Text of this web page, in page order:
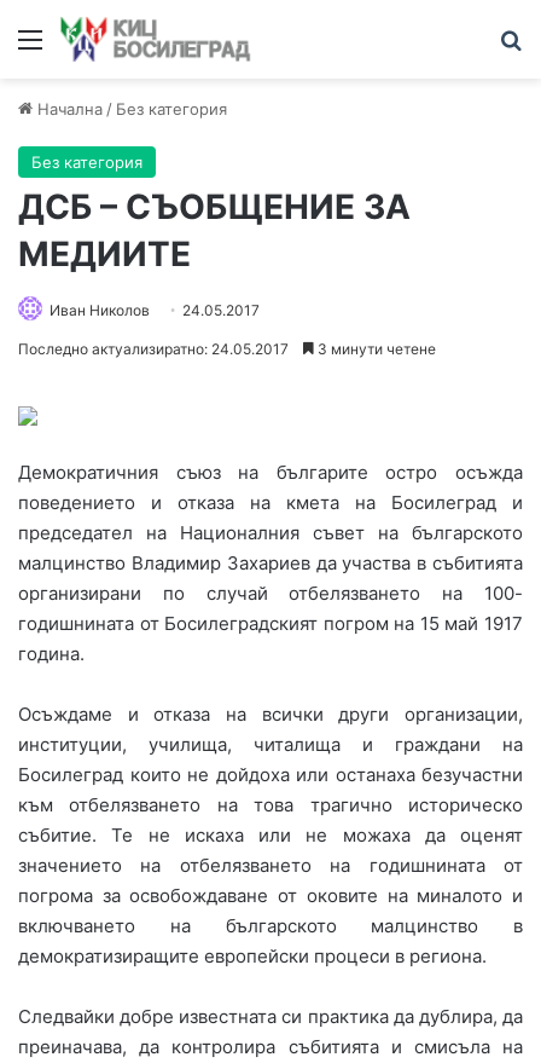
Меню
Начална / Без категория
Без категория
ДСБ – СЪОБЩЕНИЕ ЗА
МЕДИИТЕ
Иван Николов 24.05.2017
Последно актуализиратно: 24.05.2017 3 минути четене
Демократичния съюз на българите остро осъжда
поведението и отказа на кмета на Босилеград и
председател на Националния съвет на българското
малцинство Владимир Захариев да участва в събитията
организирани по случай отбелязването на 100-
годишнината от Босилеградският погром на 15 май 1917
година.
Осъждаме и отказа на всички други организации,
институции, училища, читалища и граждани на
Босилеград които не дойдоха или останаха безучастни
към отбелязването на това трагично историческо
събитие. Те не искаха или не можаха да оценят
значeнието на отбелязването на годишнината от
погрома за освобождаване от оковите на миналото и
включването на българското малцинство в
демократизиращите европейски процеси в региона.
Следвайки добре известната си практика да дублира, да
преиначава, да контролира събитията и смисъла на